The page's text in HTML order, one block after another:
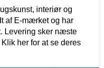
interiør og
af E-mærket og har
Levering sker næste
her for at se deres